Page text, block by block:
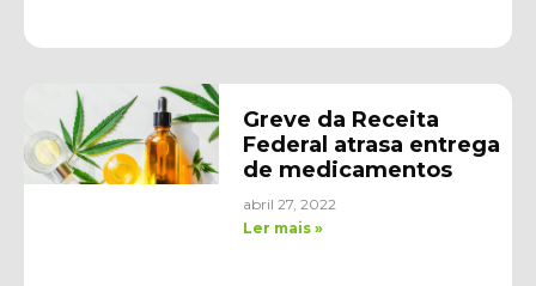
Greve da Receita
Federal atrasa entrega
de medicamentos
abril 27, 2022
Ler mais »